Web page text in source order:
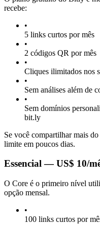
recebe:
•
5 links curtos por mês
•
2 códigos QR por mês
•
Cliques ilimitados nos
•
Sem análises além de
•
Sem domínios
bit.ly
Se você compartilhar mais
limite em poucos dias.
Essencial — US$ 10/
O Core é o primeiro nível
opção mensal.
•
100 links curtos por